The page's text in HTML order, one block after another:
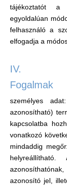
tájékoztatót a
egyoldalúan
felhasználó a
elfogadja a
IV.
Fogalmak
személyes
azonosítható)
kapcsolatba
vonatkozó
mindaddig
azonosító jel,